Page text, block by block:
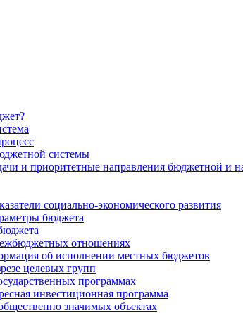
системы
и приоритетные направления бюджетной и
социально-экономического развития
бюджета
отношениях
об исполнении местных бюджетов
целевых групп
программах
инвестиционная программа
значимых объектах